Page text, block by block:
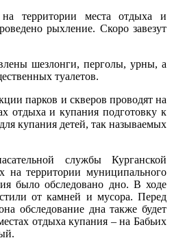
территории места отдыха и
рыхление. Скоро завезут
шезлонги, перголы, урны, а
туалетов.
парков и скверов проводят на
отдыха и купания подготовку к
купания детей, так называемых
службы Курганской
на территории муниципального
было обследовано дно. В ходе
от камней и мусора. Перед
обследование дна также будет
отдыха купания – на Бабьих